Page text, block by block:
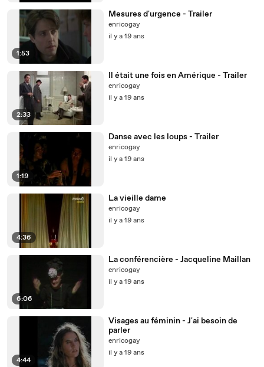
1:53
Mesures d'urgence - Trailer
enricogay
il y a 19 ans
2:33
Il était une fois en Amérique - Trailer
enricogay
il y a 19 ans
1:19
Danse avec les loups - Trailer
enricogay
il y a 19 ans
4:36
La vieille dame
enricogay
il y a 19 ans
6:06
La conférencière - Jacqueline Maillan
enricogay
il y a 19 ans
4:44
Visages au féminin - J'ai besoin de
parler
enricogay
il y a 19 ans